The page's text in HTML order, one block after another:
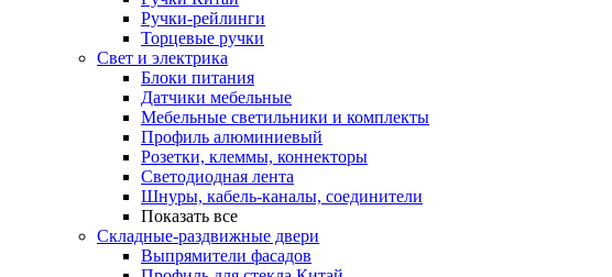
Ручки-рейлинги
Торцевые ручки
Свет и электрика
Блоки питания
Датчики мебельные
Мебельные светильники и комплекты
Профиль алюминиевый
Розетки, клеммы, коннекторы
Светодиодная лента
Шнуры, кабель-каналы, соединители
Показать все
Складные-раздвижные двери
Выпрямители фасадов